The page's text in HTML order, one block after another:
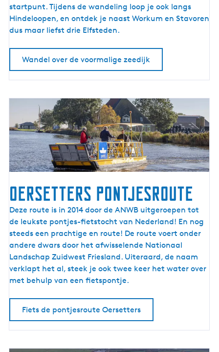
a
i
e
s
I
J
s
s
m
e
k
startpunt. Tijdens de wandeling loop je ook langs
Hindeloopen, en ontdek je naast Workum en Stavoren
dus maar liefst drie Elfsteden.
Wandel over de voormalige zeedijk
Oersetters pontjesroute
O
e
r
s
e
t
t
Deze route is in 2014 door de ANWB uitgeroepen tot
de leukste pontjes-fietstocht van Nederland! En nog
steeds een prachtige en route! De route voert onder
andere dwars door het afwisselende Nationaal
Landschap Zuidwest Friesland. Uiteraard, de naam
verklapt het al, steek je ook twee keer het water over
met behulp van een fietspontje.
Fiets de pontjesroute Oersetters